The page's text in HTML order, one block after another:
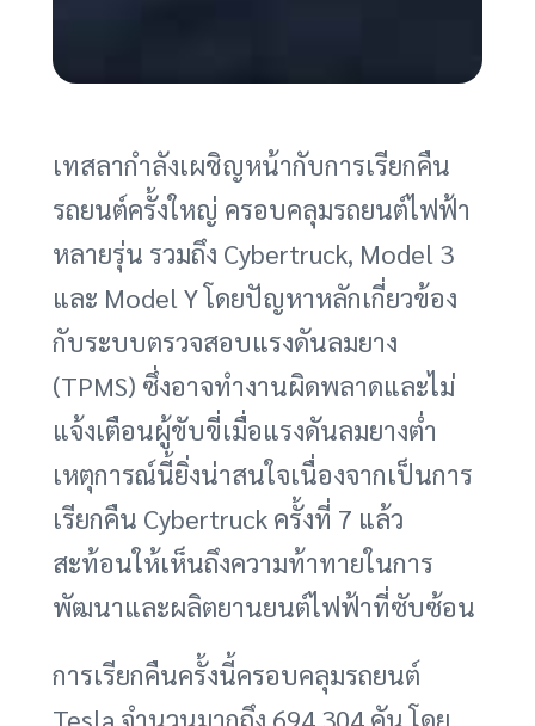
เทสลากำลังเผชิญหน้ากับการเรียกคืน
รถยนต์ครั้งใหญ่ ครอบคลุมรถยนต์ไฟฟ้า
หลายรุ่น รวมถึง Cybertruck, Model 3
และ Model Y โดยปัญหาหลักเกี่ยวข้อง
กับระบบตรวจสอบแรงดันลมยาง
(TPMS) ซึ่งอาจทำงานผิดพลาดและไม่
แจ้งเตือนผู้ขับขี่เมื่อแรงดันลมยางต่ำ
เหตุการณ์นี้ยิ่งน่าสนใจเนื่องจากเป็นการ
เรียกคืน Cybertruck ครั้งที่ 7 แล้ว
สะท้อนให้เห็นถึงความท้าทายในการ
พัฒนาและผลิตยานยนต์ไฟฟ้าที่ซับซ้อน
การเรียกคืนครั้งนี้ครอบคลุมรถยนต์
Tesla จำนวนมากถึง 694,304 คัน โดย